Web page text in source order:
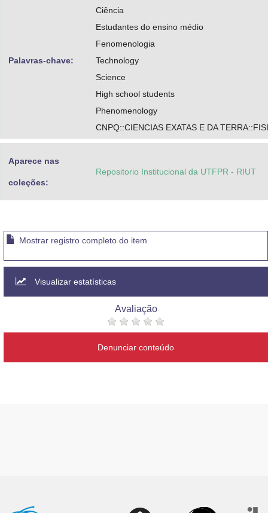
Palavras-chave:
Ciência
Estudantes do ensino médio
Fenomenologia
Technology
Science
High school students
Phenomenology
CNPQ::CIENCIAS EXATAS E DA
Aparece nas
coleções:
Repositorio Institucional da UTFPR - RIUT
Mostrar registro completo do item
Visualizar estatísticas
Avaliação
Denunciar conteúdo